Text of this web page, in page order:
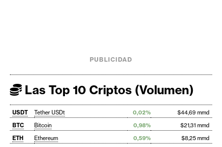
PUBLICIDAD
Las Top 10 Criptos (Volumen)
USDT Tether USDt 0,02%
$44,69 mmd
BTC
Bitcoin 0,98%
$21,31 mmd
ETH
Ethereum 0,59%
$8,25 mmd